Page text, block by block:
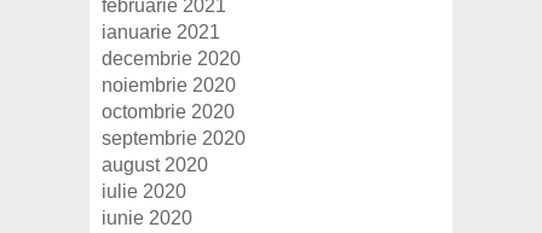
februarie 2021
ianuarie 2021
decembrie 2020
noiembrie 2020
octombrie 2020
septembrie 2020
august 2020
iulie 2020
iunie 2020